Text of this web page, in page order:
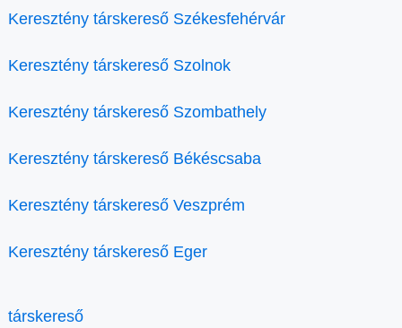
Keresztény társkereső Székesfehérvár
Keresztény társkereső Szolnok
Keresztény társkereső Szombathely
Keresztény társkereső Békéscsaba
Keresztény társkereső Veszprém
Keresztény társkereső Eger
társkereső